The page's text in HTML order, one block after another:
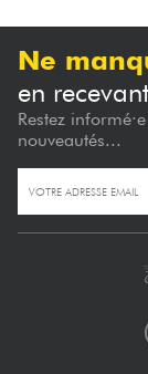
Ne
en
Restez
nouveautés...